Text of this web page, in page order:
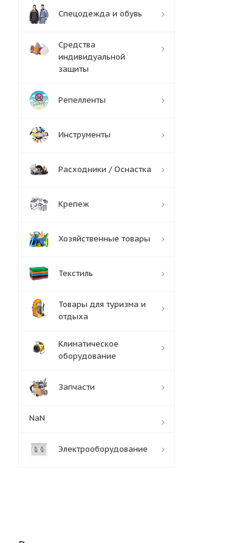
Спецодежда и обувь
Средства
индивидуальной
защиты
Репелленты
Инструменты
Расходники / Оснастка
Крепеж
Хозяйственные товары
Текстиль
Товары для туризма и
отдыха
Климатическое
оборудование
Запчасти
NaN
Электрооборудование